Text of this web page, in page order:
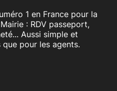
1 en France pour la
: RDV passeport,
Aussi simple et
pour les agents.